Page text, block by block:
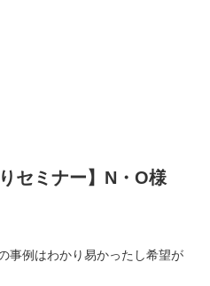
セミナー】N・O様
事例はわかり易かったし希望が